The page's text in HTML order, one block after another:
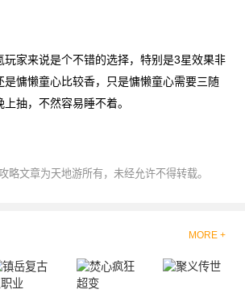
玩家来说是个不错的选择，特别是3星效果非
是慵懒童心比较香，只是慵懒童心需要三随
抽，不然容易睡不着。
略文章为天地游所有，未经允许不得转载。
MORE +